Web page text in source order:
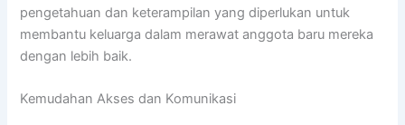
pengetahuan dan keterampilan yang diperlukan untuk
membantu keluarga dalam merawat anggota baru mereka
dengan lebih baik.
Kemudahan Akses dan Komunikasi